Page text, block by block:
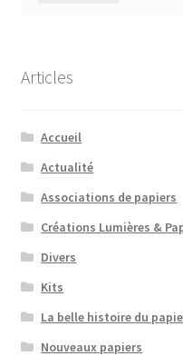
Articles
Accueil
Actualité
Associations de papiers
Créations Lumières &
Divers
Kits
La belle histoire du
Nouveaux papiers